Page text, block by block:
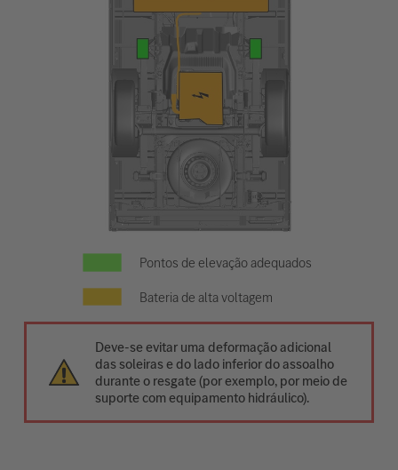
Pontos de elevação adequados
Bateria de alta voltagem
Deve-se evitar uma deformação adicional
das soleiras e do lado inferior do assoalho
durante o resgate (por exemplo, por meio de
suporte com equipamento hidráulico).